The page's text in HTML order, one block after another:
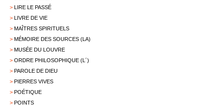
> LIRE LE PASSÉ
> LIVRE DE VIE
> MAÎTRES SPIRITUELS
> MÉMOIRE DES SOURCES (LA)
> MUSÉE DU LOUVRE
> ORDRE PHILOSOPHIQUE (L´)
> PAROLE DE DIEU
> PIERRES VIVES
> POÉTIQUE
> POINTS